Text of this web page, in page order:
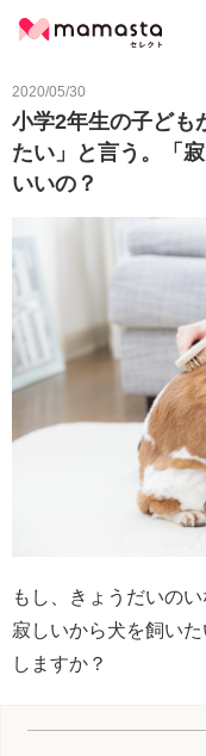
2020/05/30
小学2年生の子ども
たい」と言う。「
いいの？
もし、きょうだいの
寂しいから犬を飼い
しますか？